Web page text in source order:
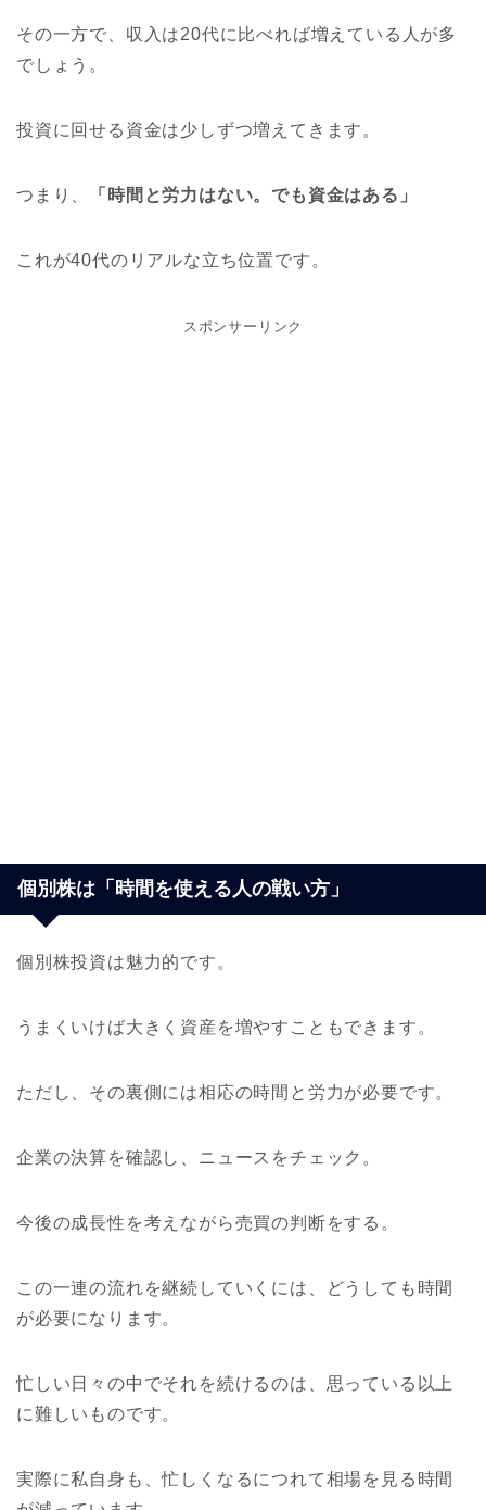
その一方で、収入は20代に比べれば増えている人が多
でしょう。
投資に回せる資金は少しずつ増えてきます。
つまり、 「時間と労力はない。でも資金はある」
これが40代のリアルな立ち位置です。
スポンサーリンク
個別株は「時間を使える人の戦い方」
個別株投資は魅力的です。
うまくいけば大きく資産を増やすこともできます。
ただし、その裏側には相応の時間と労力が必要です。
企業の決算を確認し、ニュースをチェック。
今後の成長性を考えながら売買の判断をする。
この一連の流れを継続していくには、どうしても時間
が必要になります。
忙しい日々の中でそれを続けるのは、思っている以上
に難しいものです。
実際に私自身も、忙しくなるにつれて相場を見る時間